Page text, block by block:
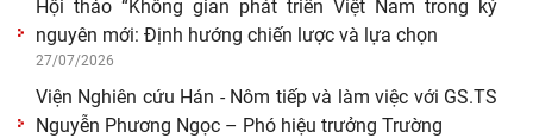
Hội thảo “Không gian phát triển Việt Nam trong kỷ
nguyên mới: Định hướng chiến lược và lựa chọn
27/07/2026
Viện Nghiên cứu Hán - Nôm tiếp và làm việc với GS.TS
Nguyễn Phương Ngọc – Phó hiệu trưởng Trường